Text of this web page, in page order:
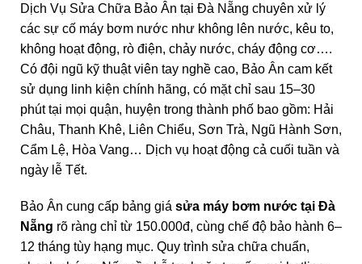
Dịch Vụ Sửa Chữa Bảo Ân tại Đà Nẵng chuyên xử lý
các sự cố máy bơm nước như không lên nước, kêu to,
không hoạt động, rò điện, chảy nước, cháy động cơ….
Có đội ngũ kỹ thuật viên tay nghề cao, Bảo Ân cam kết
sử dụng linh kiện chính hãng, có mặt chỉ sau 15–30
phút tại mọi quận, huyện trong thành phố bao gồm: Hải
Châu, Thanh Khê, Liên Chiểu, Sơn Trà, Ngũ Hành Sơn,
Cẩm Lệ, Hòa Vang… Dịch vụ hoạt động cả cuối tuần và
ngày lễ Tết.
Bảo Ân cung cấp bảng giá sửa máy bơm nước tại Đà
Nẵng rõ ràng chỉ từ 150.000đ, cùng chế độ bảo hành 6–
12 tháng tùy hạng mục. Quy trình sửa chữa chuẩn,